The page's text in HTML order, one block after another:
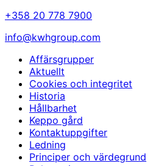
+358 20 778 7900
info@kwhgroup.com
Affärsgrupper
Aktuellt
Cookies och integritet
Historia
Hållbarhet
Keppo gård
Kontaktuppgifter
Ledning
Principer och värdegrund